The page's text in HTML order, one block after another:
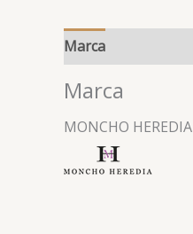
Marca
Marca
MONCHO HEREDIA